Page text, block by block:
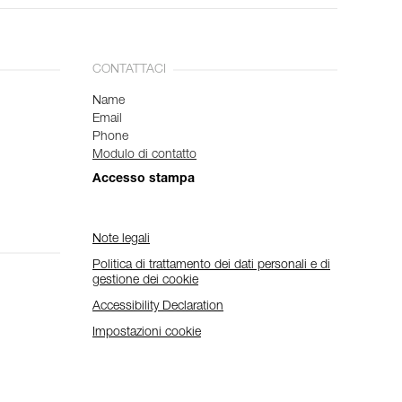
CONTATTACI
Name
Email
Phone
Modulo di contatto
Accesso stampa
Note legali
Politica di trattamento dei dati personali e di
gestione dei cookie
Accessibility Declaration
Impostazioni cookie